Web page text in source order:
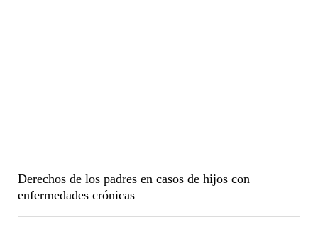
Derechos de los padres en casos de hijos con
enfermedades crónicas